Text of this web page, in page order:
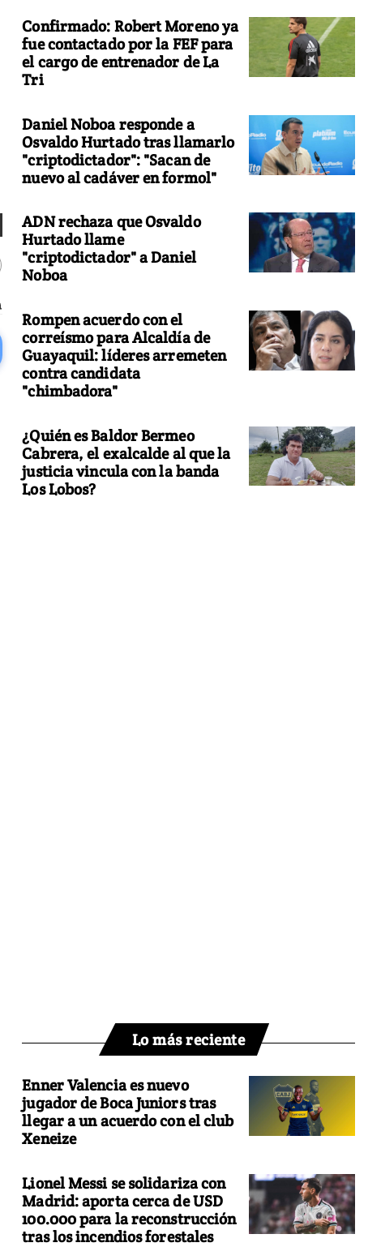
Confirmado: Robert Moreno ya
fue contactado por la FEF para
el cargo de entrenador de La
Tri
Daniel Noboa responde a
Osvaldo Hurtado tras llamarlo
"criptodictador": "Sacan de
nuevo al cadáver en formol"
ADN rechaza que Osvaldo
Hurtado llame
"criptodictador" a Daniel
Noboa
Rompen acuerdo con el
correísmo para Alcaldía de
Guayaquil: líderes arremeten
contra candidata
"chimbadora"
¿Quién es Baldor Bermeo
Cabrera, el exalcalde al que la
justicia vincula con la banda
Los Lobos?
Lo más reciente
Enner Valencia es nuevo
jugador de Boca Juniors tras
llegar a un acuerdo con el club
Xeneize
Lionel Messi se solidariza con
Madrid: aporta cerca de USD
100.000 para la reconstrucción
tras los incendios forestales